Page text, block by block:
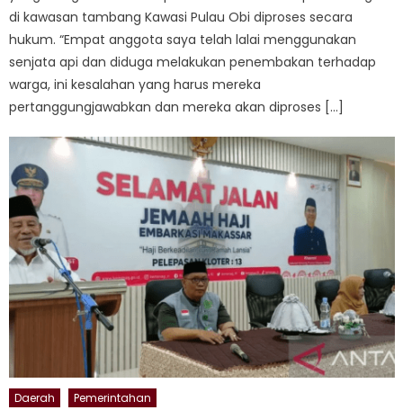
di kawasan tambang Kawasi Pulau Obi diproses secara
hukum. “Empat anggota saya telah lalai menggunakan
senjata api dan diduga melakukan penembakan terhadap
warga, ini kesalahan yang harus mereka
pertanggungjawabkan dan mereka akan diproses […]
Daerah Pemerintahan